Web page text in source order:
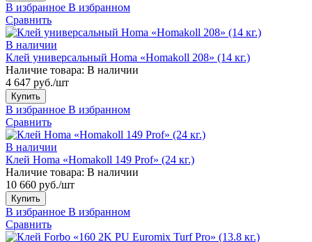
В избранное В избранном
Сравнить
В наличии
Клей универсальный Homa «Homakoll 208» (14 кг.)
Наличие товара: В наличии
4 647 руб./шт
Купить
В избранное В избранном
Сравнить
В наличии
Клей Homa «Homakoll 149 Prof» (24 кг.)
Наличие товара: В наличии
10 660 руб./шт
Купить
В избранное В избранном
Сравнить